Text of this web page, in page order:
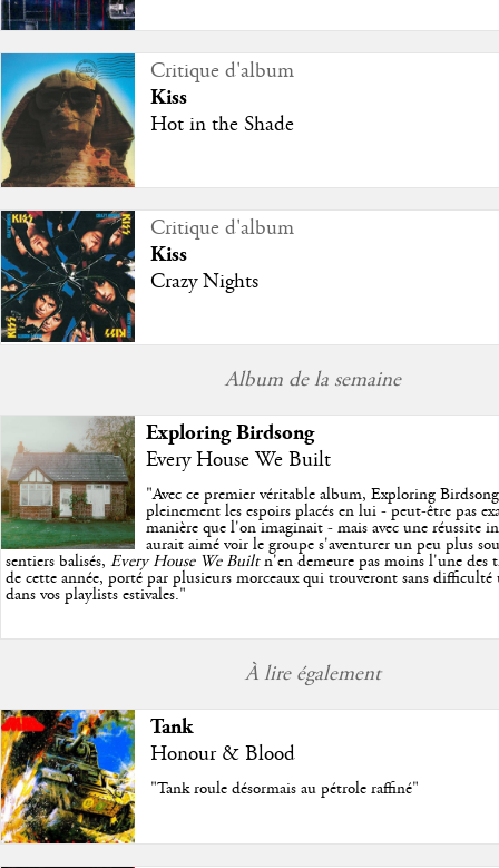
Critique d'album
Kiss
Hot in the Shade
Critique d'album
Kiss
Crazy Nights
Album de la semaine
Exploring Birdsong
Every House We Built
"Avec ce premier véritable album, Exploring
pleinement les espoirs placés en lui - peut-être pas
manière que l'on imaginait - mais avec une réussite
aurait aimé voir le groupe s'aventurer un peu plus
sentiers balisés, Every House We Builtn'en demeure pas moins l'une des
de cette année, porté par plusieurs morceaux qui trouveront sans difficulté
dans vos playlists estivales."
À lire également
Tank
Honour & Blood
"Tank roule désormais au pétrole raffiné"